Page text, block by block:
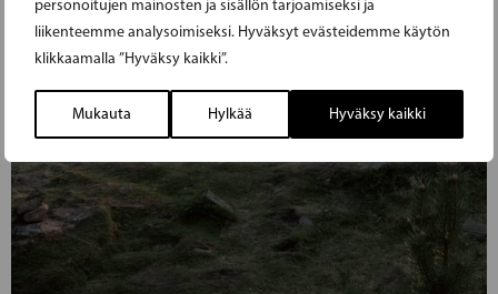
personoitujen mainosten ja sisällön tarjoamiseksi ja
liikenteemme analysoimiseksi. Hyväksyt evästeidemme käytön
klikkaamalla ”Hyväksy kaikki”.
Mukauta Hylkää Hyväksy kaikki